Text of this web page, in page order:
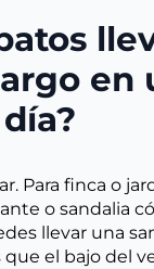
en
Para finca o
o sandalia
llevar una
el bajo del